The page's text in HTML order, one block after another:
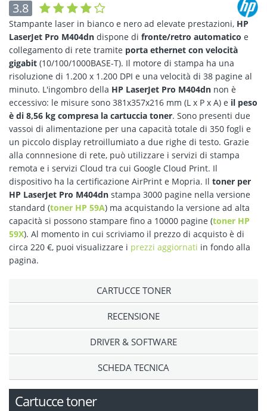
3.8
Stampante laser in bianco e nero ad elevate prestazioni, HP
LaserJet Pro M404dn dispone di fronte/retro automatico e
collegamento di rete tramite porta ethernet con velocità
gigabit (10/100/1000BASE-T). Il motore di stampa ha una
risoluzione di 1.200 x 1.200 DPI e una velocità di 38 pagine al
minuto. L'ingombro della HP LaserJet Pro M404dn non è
eccessivo: le misure sono 381x357x216 mm (L x P x A) e il peso
è di 8,56 kg compresa la cartuccia toner. Sono presenti due
vassoi di alimentazione per una capacità totale di 350 fogli e
un piccolo display retroillumiato a due righe di testo. Grazie
alla connnesione di rete, può utilizzare i servizi di stampa
remota e i servizi Cloud tra cui Google Cloud Print. Il
dispositivo ha la certificazione AirPrint e Mopria. Il toner per
HP LaserJet Pro M404dn stampa 3000 pagine nella versione
standard (toner HP 59A) ma acquistando la versione ad alta
capacità si possono stampare fino a 10000 pagine (toner HP
59X). Al momento in cui scriviamo il prezzo di acquisto è di
circa 220 €, puoi visualizzare i prezzi aggiornati in fondo alla
pagina.
CARTUCCE TONER
RECENSIONE
DRIVER & SOFTWARE
SCHEDA TECNICA
Cartucce toner